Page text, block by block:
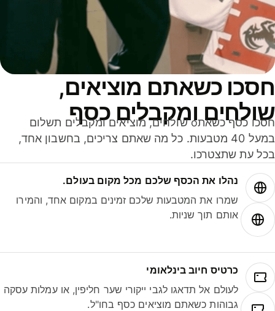
כשאתם מוציאים,
ומקבלים כסף
חסכו כסף כשאתo שולחים, מוציאים ומקבלים תשלום
במעל 40 מטבעות. כל מה שאתם צריכים, בחשבון אחד,
עת שתצטרכו.
נהלו את הכסף שלכם מכל מקום בעולם.
שמרו את המטבעות שלכם זמינים במקום אחד, והמירו
אותם תוך שניות.
כרטיס חיוב בינלאומי
לעולם אל תדאגו לגבי ייקורי שער חליפין, או עמלות עסקה
גבוהות כשאתם מוציאים כסף בחו"ל.